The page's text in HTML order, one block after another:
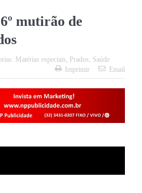
mutirão de
Matérias especiais, Prados, Saúde
Imprimir
Email